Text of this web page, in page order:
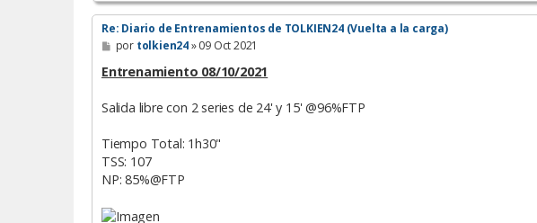
Re: Diario de Entrenamientos de TOLKIEN24 (Vuelta a la carga)
M
e
n
s
j
por tolkien24»09 Oct 2021
Entrenamiento 08/10/2021
Salida libre con 2 series de 24' y 15' @96%FTP
Tiempo Total: 1h30"
TSS: 107
NP: 85%@FTP